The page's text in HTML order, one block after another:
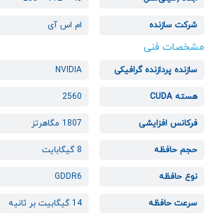
شرکت سازنده ام اس آی
مشخصات فنی
سازنده پردازنده گرافیکی NVIDIA
هسته CUDA 2560
فرکانس افزایشی 1807 مگاهرتز
حجم حافظه 8 گیگابایت
نوع حافظه GDDR6
سرعت حافظه 14 گیگابیت بر ثانیه